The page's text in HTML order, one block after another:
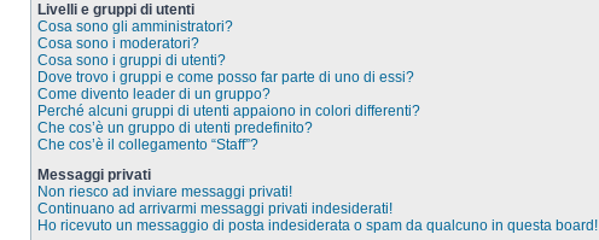
Livelli e gruppi di utenti
Cosa sono gli amministratori?
Cosa sono i moderatori?
Cosa sono i gruppi di utenti?
Dove trovo i gruppi e come posso far parte di uno di essi?
Come divento leader di un gruppo?
Perché alcuni gruppi di utenti appaiono in colori differenti?
Che cos’è un gruppo di utenti predefinito?
Che cos’è il collegamento “Staff”?
Messaggi privati
Non riesco ad inviare messaggi privati!
Continuano ad arrivarmi messaggi privati indesiderati!
Ho ricevuto un messaggio di posta indesiderata o spam da qualcuno in questa board!